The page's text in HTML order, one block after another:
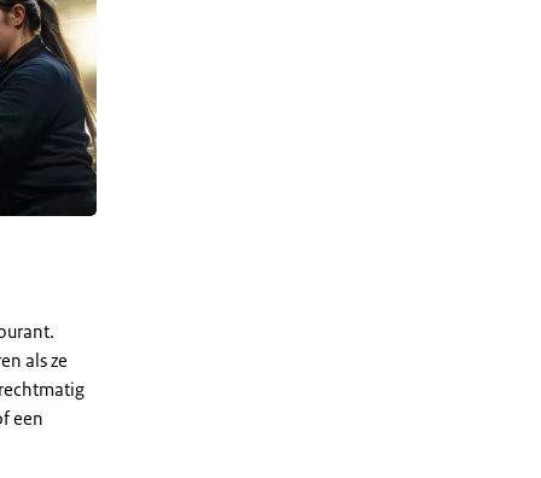
als ze
een